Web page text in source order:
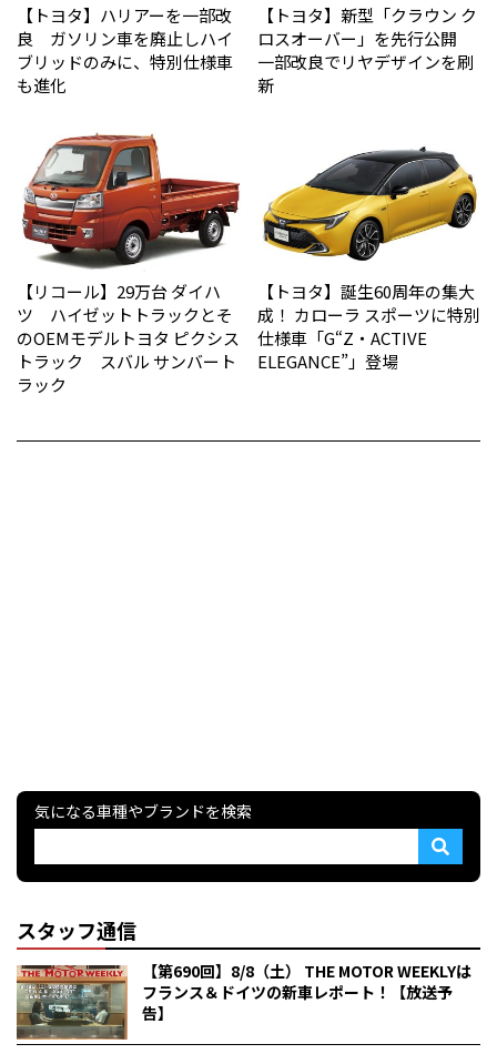
【トヨタ】ハリアーを一部改
良 ガソリン車を廃止しハイ
ブリッドのみに、特別仕様車
も進化
【トヨタ】新型「クラウン ク
ロスオーバー」を先行公開
一部改良でリヤデザインを刷
新
【リコール】29万台 ダイハ
ツ ハイゼットトラックとそ
のOEMモデルトヨタ ピクシス
トラック スバル サンバート
ラック
【トヨタ】誕生60周年の集大
成！ カローラ スポーツに特別
仕様車「G“Z・ACTIVE
ELEGANCE”」登場
気になる車種やブランドを検索
スタッフ通信
【第690回】8/8（土） THE MOTOR WEEKLYは
フランス＆ドイツの新車レポート！【放送予
告】